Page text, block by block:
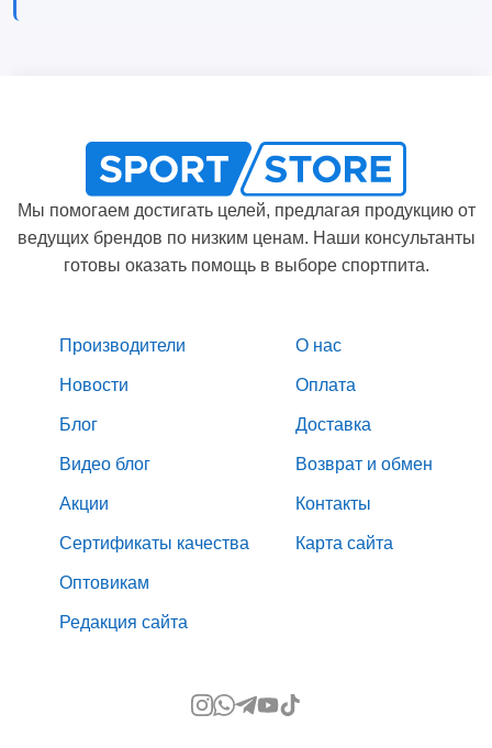
Мы помогаем достигать целей, предлагая продукцию от
ведущих брендов по низким ценам. Наши консультанты
готовы оказать помощь в выборе спортпита.
Производители
Новости
Блог
Видео блог
Акции
Сертификаты качества
Оптовикам
Редакция сайта
О нас
Оплата
Доставка
Возврат и обмен
Контакты
Карта сайта